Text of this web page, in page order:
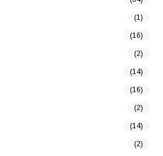
(1)
(16)
(2)
(14)
(16)
(2)
(14)
(2)